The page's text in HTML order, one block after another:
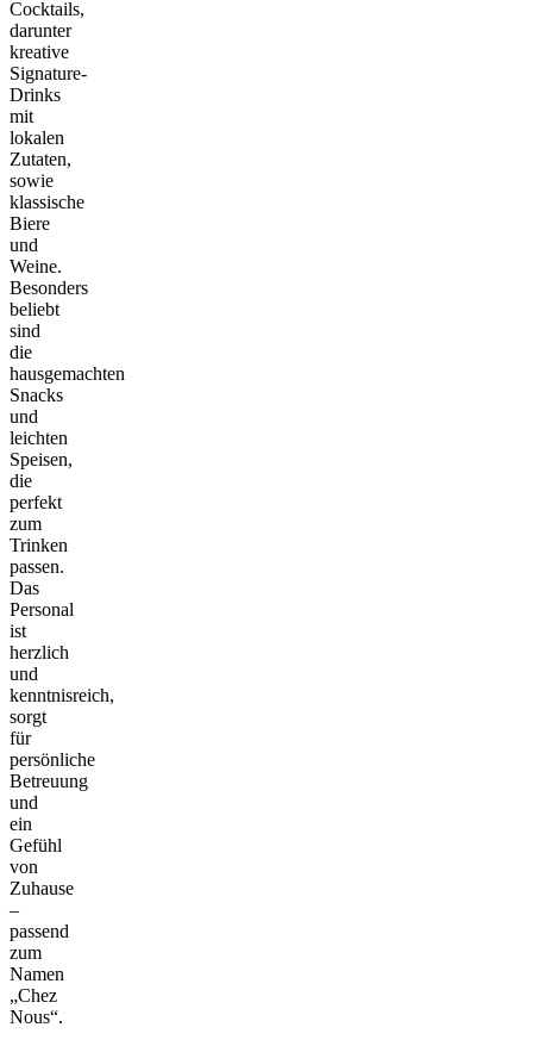
Cocktails,
darunter
kreative
Signature-
Drinks
mit
lokalen
Zutaten,
sowie
klassische
Biere
und
Weine.
Besonders
beliebt
sind
die
hausgemachten
Snacks
und
leichten
Speisen,
die
perfekt
zum
Trinken
passen.
Das
Personal
ist
herzlich
und
kenntnisreich,
sorgt
für
persönliche
Betreuung
und
ein
Gefühl
von
Zuhause
–
passend
zum
Namen
„Chez
Nous“.